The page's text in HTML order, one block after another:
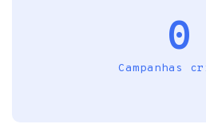
0
Campanhas